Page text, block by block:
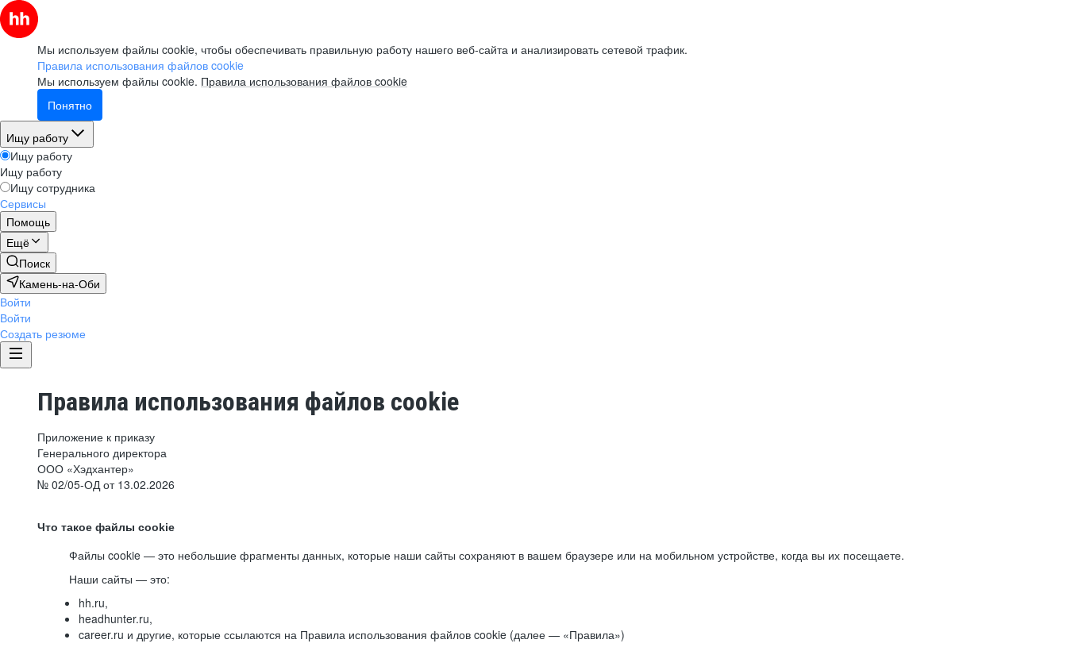
Мы используем файлы cookie, чтобы обеспечивать правильную работу нашего веб-сайта и анализировать сетевой трафик.
Правила использования файлов cookie
Мы используем файлы cookie. Правила использования файлов cookie
Понятно
Ищу работу
Ищу работу
Ищу работу
Ищу сотрудника
Сервисы
Помощь
Ещё
Поиск
Камень-на-Оби
Войти
Войти
Создать резюме
Правила использования файлов cookie
Приложение к приказу
Генерального директора
ООО «Хэдхантер»
№ 02/05-ОД от 13.02.2026
Что такое файлы cookie
Файлы cookie — это небольшие фрагменты данных, которые наши сайты сохраняют в вашем браузере или на мобильном устройстве, когда вы их посещаете.
Наши сайты — это:
hh.ru,
headhunter.ru,
career.ru и другие, которые ссылаются на Правила использования файлов cookie (далее — «Правила»)